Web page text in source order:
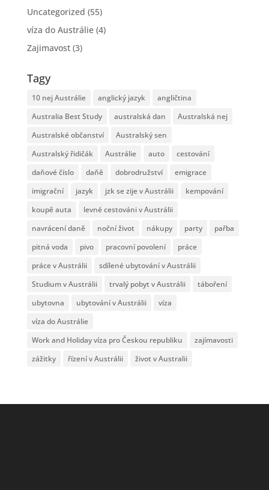
Uncategorized (55)
víza do Austrálie(4)
Zajimavost(3)
Tagy
10 nej Austrálie anglický jazyk
angličtina
Australia Best Study
australská dan
Australská nej
Australské občanství
Australský sen
Australský řidičák
Austrálie auto
cestování
daňové číslo
daňě dobrodružství
emigrace
imigrační
jazyk jzk se zije v Austrálii
kempování
koupě auta
levné cestováni v Austrálii
navrácení daně
noční život nákupy party
pařba
pitná voda
pivo pracovní povolení
práce
práce v Austrálii
sdílené ubytování v Austrálii
Studium v Austrálii
trvalý pobyt v Austrálii
táboření
ubytovna
ubytování v Austrálii
víza
víza do Austrálie
Work and Holiday víza pro Českou republiku
zajímavosti
zážitky
řízení v Austrálii život v Australii